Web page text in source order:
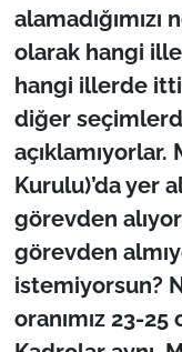
olarak hangi
hangi illerde
diğer
açıklamıyorlar.
Kurulu)’da yer
görevden
görevden
istemiyorsun?
oranımız 23-